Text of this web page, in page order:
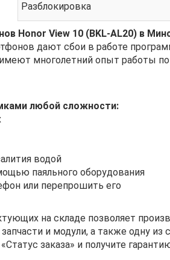
Разблокировка
Honor View 10 (BKL-AL20) в
дают сбои в работе
имеют многолетний опыт работы
любой сложности:
водой
паяльного оборудования
или перепрошить его
на складе позволяет
запчасти и модули, а также одну
заказа» и получите